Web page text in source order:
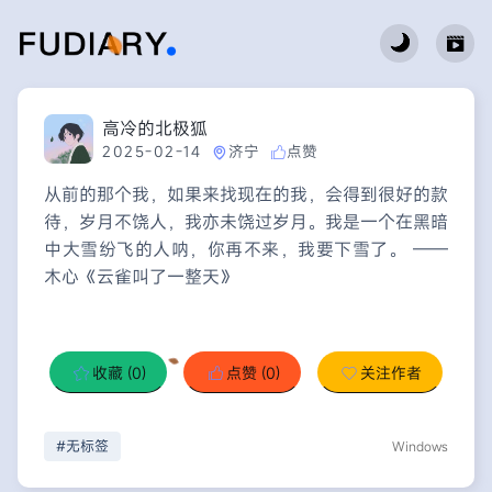
高冷的北极狐
2025-02-14 济宁 点赞
从前的那个我，如果来找现在的我，会得到很好的款
待，岁月不饶人，我亦未饶过岁月。我是一个在黑暗
中大雪纷飞的人呐，你再不来，我要下雪了。 ——
木心《云雀叫了一整天》
收藏 (0) 点赞 (0) 关注作者
#无标签 Windows